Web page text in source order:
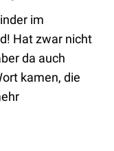
im
Hat zwar nicht
da auch
kamen, die